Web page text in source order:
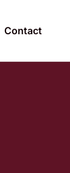
Contact